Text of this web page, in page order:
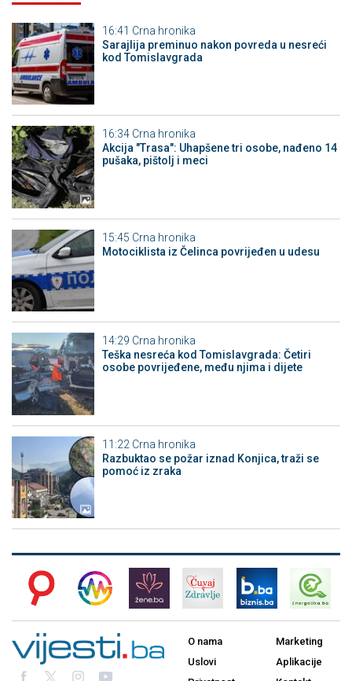
16:41 Crna hronika
Sarajlija preminuo nakon povreda u nesreći
kod Tomislavgrada
16:34 Crna hronika
Akcija "Trasa": Uhapšene tri osobe, nađeno 14
pušaka, pištolj i meci
15:45 Crna hronika
Motociklista iz Čelinca povrijeđen u udesu
14:29 Crna hronika
Teška nesreća kod Tomislavgrada: Četiri
osobe povrijeđene, među njima i dijete
11:22 Crna hronika
Razbuktao se požar iznad Konjica, traži se
pomoć iz zraka
O nama
Uslovi
Marketing
Aplikacije